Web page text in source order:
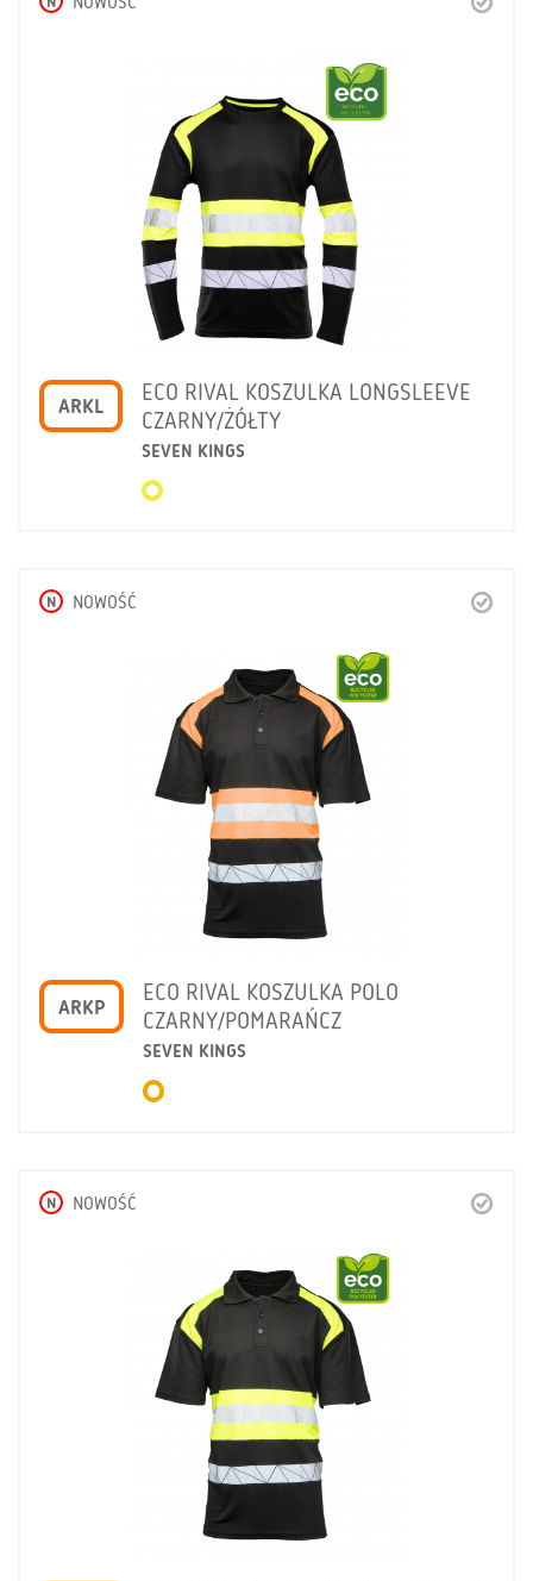
ARKL
ECO RIVAL KOSZULKA LONGSLEEVE
CZARNY/ŻÓŁTY
SEVEN KINGS
N NOWOŚĆ
ARKP
ECO RIVAL KOSZULKA POLO
CZARNY/POMARAŃCZ
SEVEN KINGS
N NOWOŚĆ